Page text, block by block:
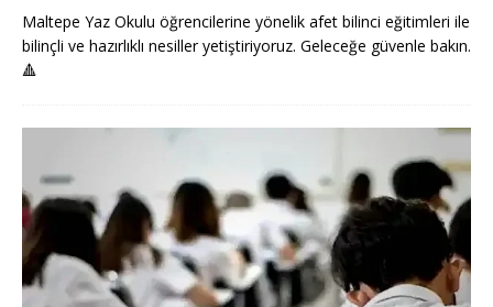
Maltepe Yaz Okulu öğrencilerine yönelik afet bilinci eğitimleri ile
bilinçli ve hazırlıklı nesiller yetiştiriyoruz. Geleceğe güvenle bakın.
🔺